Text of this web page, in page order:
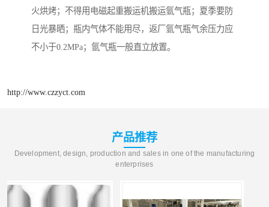
火烘烤；不得用电磁起重搬运机搬运氩气瓶；夏季要防
日光暴晒；瓶内气体不能用尽，返厂氩气瓶气余压力应
不小于0.2MPa；氩气瓶一般直立放置。
http://www.czzyct.com
产品推荐
Development, design, production and sales in one of the manufacturing
enterprises